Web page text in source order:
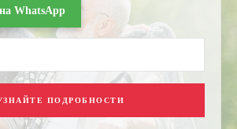
WhatsApp
ПОДРОБНОСТИ